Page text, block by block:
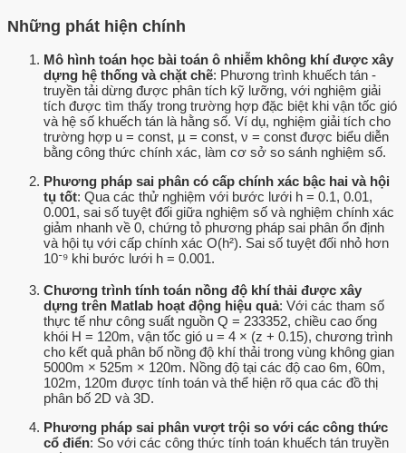
Những phát hiện chính
Mô hình toán học bài toán ô nhiễm không khí được xây
dựng hệ thống và chặt chẽ: Phương trình khuếch tán -
truyền tải dừng được phân tích kỹ lưỡng, với nghiệm giải
tích được tìm thấy trong trường hợp đặc biệt khi vận tốc gió
và hệ số khuếch tán là hằng số. Ví dụ, nghiệm giải tích cho
trường hợp u = const, µ = const, ν = const được biểu diễn
bằng công thức chính xác, làm cơ sở so sánh nghiệm số.
Phương pháp sai phân có cấp chính xác bậc hai và hội
tụ tốt: Qua các thử nghiệm với bước lưới h = 0.1, 0.01,
0.001, sai số tuyệt đối giữa nghiệm số và nghiệm chính xác
giảm nhanh về 0, chứng tỏ phương pháp sai phân ổn định
và hội tụ với cấp chính xác O(h²). Sai số tuyệt đối nhỏ hơn
10⁻⁹ khi bước lưới h = 0.001.
Chương trình tính toán nồng độ khí thải được xây
dựng trên Matlab hoạt động hiệu quả: Với các tham số
thực tế như công suất nguồn Q = 233352, chiều cao ống
khói H = 120m, vận tốc gió u = 4 × (z + 0.15), chương trình
cho kết quả phân bố nồng độ khí thải trong vùng không gian
5000m × 525m × 120m. Nồng độ tại các độ cao 6m, 60m,
102m, 120m được tính toán và thể hiện rõ qua các đồ thị
phân bố 2D và 3D.
Phương pháp sai phân vượt trội so với các công thức
cổ điển: So với các công thức tính toán khuếch tán truyền